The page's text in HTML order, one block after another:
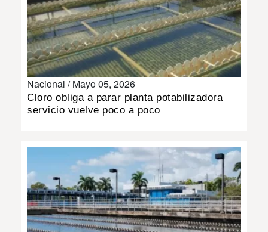
POLÍTICA
SHOW
DEPORTES
MULTIMEDIA
IMPRESO
Nacional /Mayo 05, 2026
Cloro obliga a parar planta potabilizadora
servicio vuelve poco a poco